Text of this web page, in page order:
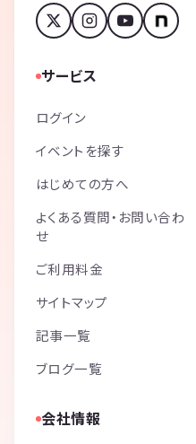
サービス
ログイン
イベントを探す
はじめての方へ
よくある質問・お問い合わ
せ
ご利用料金
サイトマップ
記事一覧
ブログ一覧
会社情報